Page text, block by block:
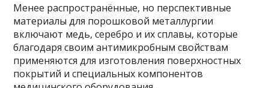
Менее распространённые, но перспективные
материалы для порошковой металлургии
включают медь, серебро и их сплавы, которые
благодаря своим антимикробным свойствам
применяются для изготовления поверхностных
покрытий и специальных компонентов